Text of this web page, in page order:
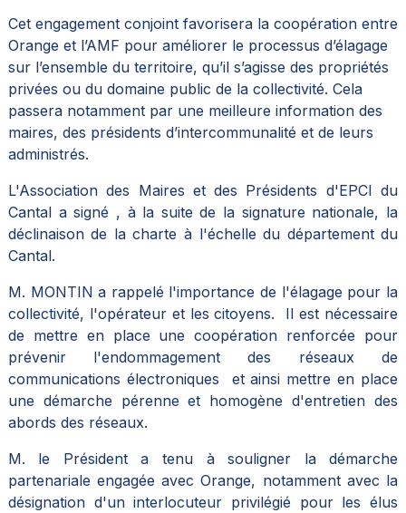
Cet engagement conjoint favorisera la coopération entre
Orange et l’AMF pour améliorer le processus d’élagage
sur l’ensemble du territoire, qu’il s’agisse des propriétés
privées ou du domaine public de la collectivité. Cela
passera notamment par une meilleure information des
maires, des présidents d’intercommunalité et de leurs
administrés.
L'Association des Maires et des Présidents d'EPCI du
Cantal a signé , à la suite de la signature nationale, la
déclinaison de la charte à l'échelle du département du
Cantal.
M. MONTIN a rappelé l'importance de l'élagage pour la
collectivité, l'opérateur et les citoyens. Il est nécessaire
de mettre en place une coopération renforcée pour
prévenir l'endommagement des réseaux de
communications électroniques et ainsi mettre en place
une démarche pérenne et homogène d'entretien des
abords des réseaux.
M. le Président a tenu à souligner la démarche
partenariale engagée avec Orange, notamment avec la
désignation d'un interlocuteur privilégié pour les élus